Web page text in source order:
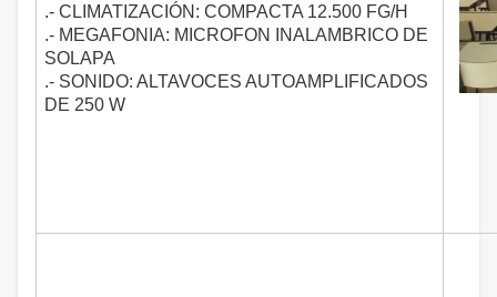
.- CLIMATIZACIÓN: COMPACTA 12.500 FG/H
.- MEGAFONIA: MICROFON INALAMBRICO DE
SOLAPA
.- SONIDO: ALTAVOCES AUTOAMPLIFICADOS
DE 250 W